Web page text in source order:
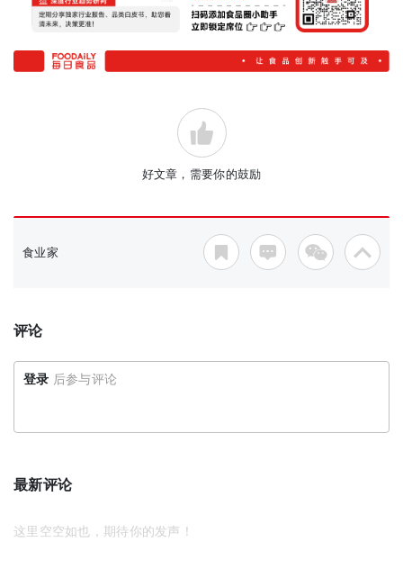
好文章，需要你的鼓励
食业家
评论
登录 后参与评论
最新评论
这里空空如也，期待你的发声！